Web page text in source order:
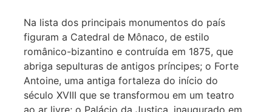
Na lista dos principais monumentos do país
figuram a Catedral de Mônaco, de estilo
românico-bizantino e contruída em 1875, que
abriga sepulturas de antigos príncipes; o Forte
Antoine, uma antiga fortaleza do início do
século XVIII que se transformou em um teatro
ao ar livre; o Palácio da Justiça, inaugurado em